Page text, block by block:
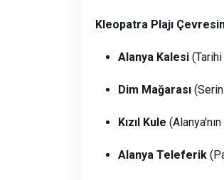
Kleopatra Plajı
Alanya Kalesi
Dim Mağarası
Kızıl Kule
Alanya Teleferik